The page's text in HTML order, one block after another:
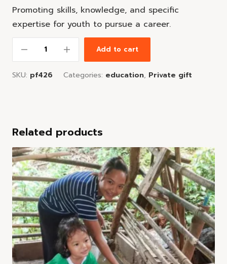
Promoting skills, knowledge, and specific
expertise for youth to pursue a career.
Add to cart
SKU: pf426 Categories: education, Private gift
Related products